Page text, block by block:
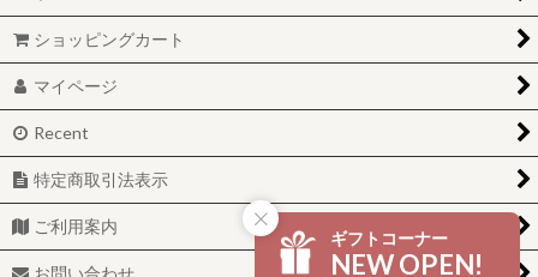
ショッピングカート
マイページ
Recent
特定商取引法表示
ご利用案内
お問い合わせ
ギフトコーナー
NEW OPEN!